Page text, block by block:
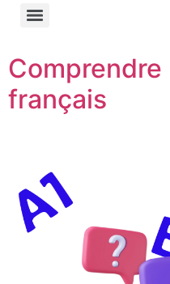
français